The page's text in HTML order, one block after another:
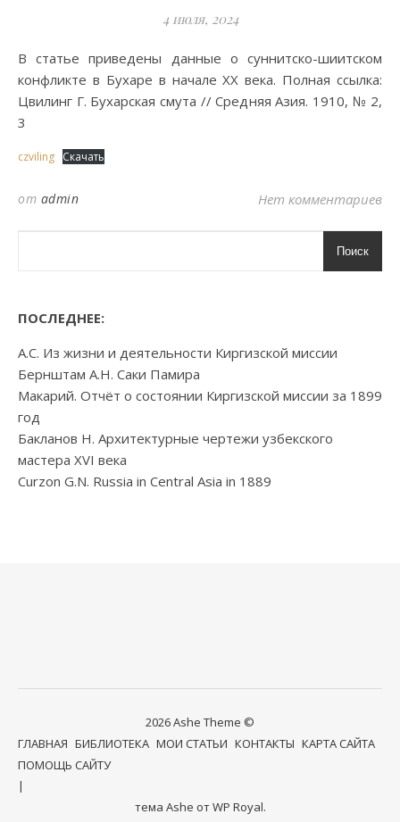
4 июля, 2024
В статье приведены данные о суннитско-шиитском
конфликте в Бухаре в начале XX века. Полная ссылка:
Цвилинг Г. Бухарская смута // Средняя Азия. 1910, № 2,
3
czviling Скачать
от admin Нет комментариев
Поиск
ПОСЛЕДНЕЕ:
А.С. Из жизни и деятельности Киргизской миссии
Бернштам А.Н. Саки Памира
Макарий. Отчёт о состоянии Киргизской миссии за 1899
год
Бакланов Н. Архитектурные чертежи узбекского
мастера XVI века
Curzon G.N. Russia in Central Asia in 1889
2026 Ashe Theme ©
ГЛАВНАЯ БИБЛИОТЕКА МОИ СТАТЬИ КОНТАКТЫ КАРТА САЙТА
ПОМОЩЬ САЙТУ
тема Ashe отWP Royal.